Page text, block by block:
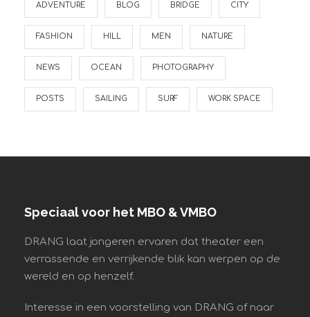
ADVENTURE BLOG BRIDGE CITY
FASHION HILL MEN NATURE
NEWS OCEAN PHOTOGRAPHY
POSTS SAILING SURF WORK SPACE
Speciaal voor het MBO & VMBO
DRANG laat jongeren ervaren dat theater een
verrassende en verrijkende blik kan werpen op de
wereld en op henzelf.
Interesse in een voorstelling van DRANG of naar